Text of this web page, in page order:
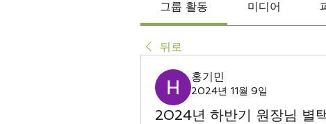
그룹 활동 미디어
뒤로
홍기민
2024년 11월 9일
2024년 하반기 원장님 별